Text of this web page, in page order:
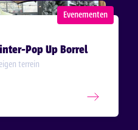
Evenementen
Pop Up Borrel
terrein